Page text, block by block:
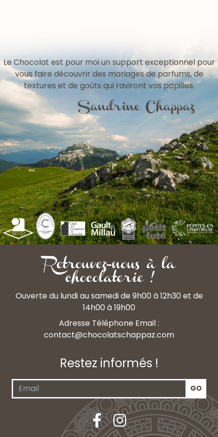
Le Chocolat est pour moi un support exceptionnel pour
vous faire découvrir des mariages de parfums, de
textures et de goûts qui raviront vos papilles.
Retrouvez-nous à la
chocolaterie !
Ouverte du lundi au samedi de 9h00 à 12h30 et de
14h00 à 19h00
Adresse Téléphone Email :
contact@chocolatschappaz.com
Restez informés !